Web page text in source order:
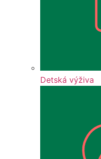
Detská výživa